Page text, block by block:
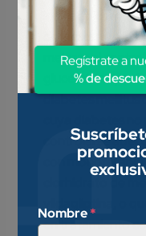
indicado como
de la dieta y
mejorar el
glucemia en
diabetes mellitus
controlarse
con monoterapia
clorhidrato de
vildagliptina, o
en tratamiento
Nombre*
Regístrate a
% de